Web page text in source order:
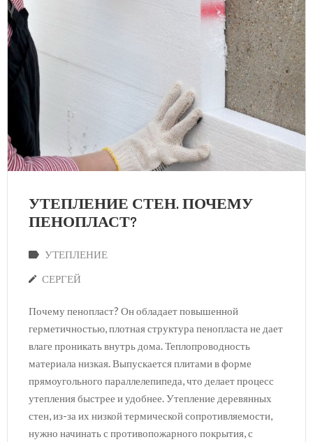
УТЕПЛЕНИЕ СТЕН. ПОЧЕМУ
ПЕНОПЛАСТ?
УТЕПЛЕНИЕ
СЕРГЕЙ
Почему пенопласт? Он обладает повышенной
герметичностью, плотная структура пенопласта не дает
влаге проникать внутрь дома. Теплопроводность
материала низкая. Выпускается плитами в форме
прямоугольного параллелепипеда, что делает процесс
утепления быстрее и удобнее. Утепление деревянных
стен, из-за их низкой термической сопротивляемости,
нужно начинать с противопожарного покрытия, с